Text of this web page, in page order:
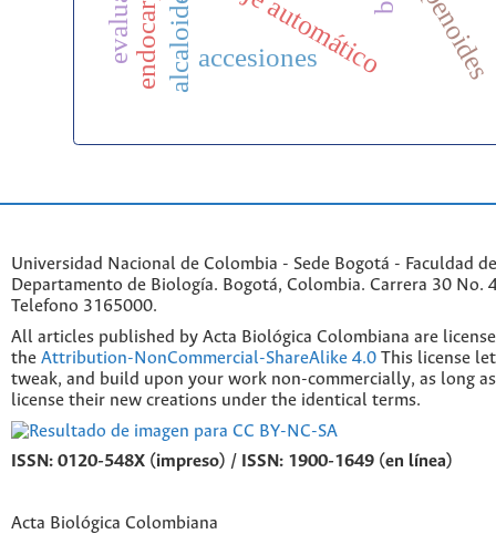
alcaloides accesiones
endocarpio
Universidad Nacional de Colombia - Sede Bogotá - Faculdad
Departamento de Biología. Bogotá, Colombia. Carrera 30 No.
Telefono 3165000.
All articles published by Acta Biológica Colombiana are
the Attribution-NonCommercial-ShareAlike 4.0 This license
tweak, and build upon your work non-commercially, as long
license their new creations under the identical terms.
ISSN: 0120-548X (impreso) / ISSN: 1900-1649 (en línea)
Acta Biológica Colombiana